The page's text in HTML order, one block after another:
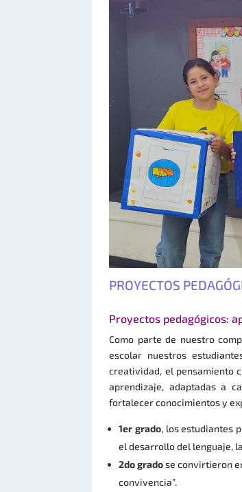
PROYECTOS
Proyectos pedagógicos:
Como parte de nuestro
escolar nuestros
creatividad, el pensamiento
aprendizaje, adaptadas a
fortalecer conocimientos y
1er grado, los estudiantes
el desarrollo del lenguaje,
2do gradose convirtieron
convivencia”.